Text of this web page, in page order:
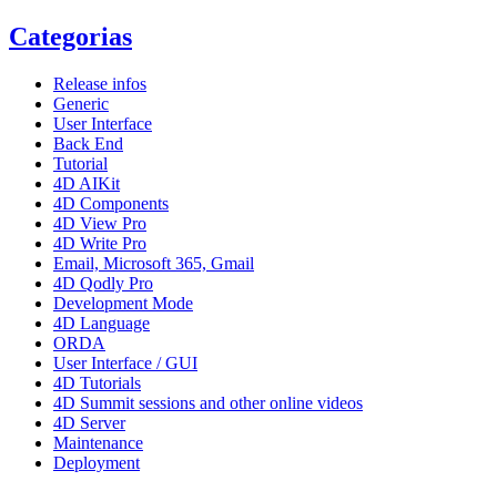
Categorias
Release infos
Generic
User Interface
Back End
Tutorial
4D AIKit
4D Components
4D View Pro
4D Write Pro
Email, Microsoft 365, Gmail
4D Qodly Pro
Development Mode
4D Language
ORDA
User Interface / GUI
4D Tutorials
4D Summit sessions and other online videos
4D Server
Maintenance
Deployment